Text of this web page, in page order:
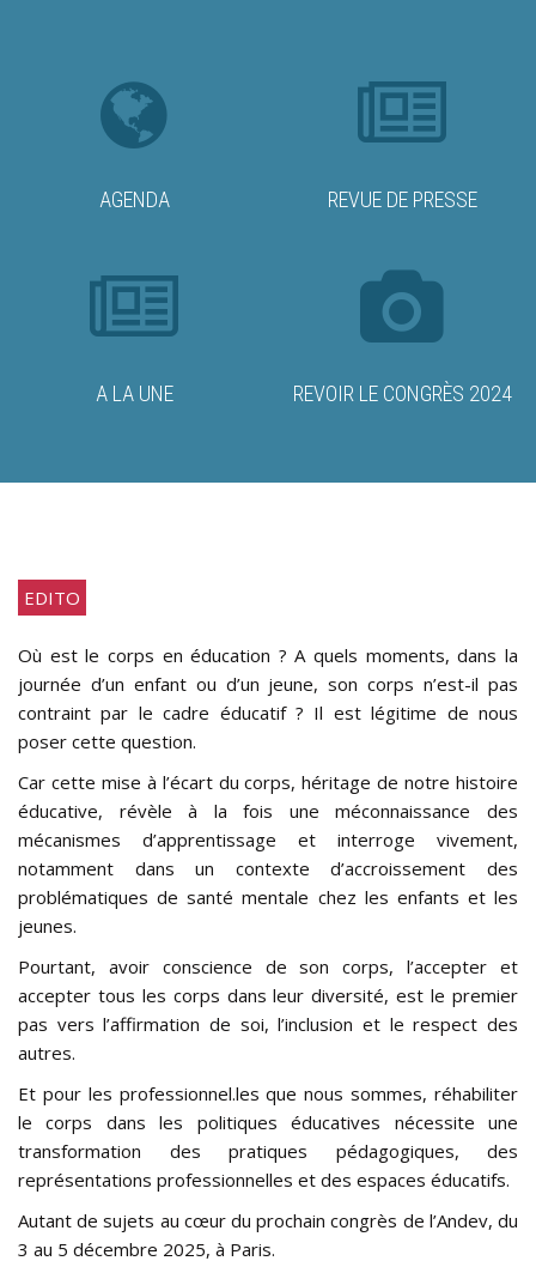
AGENDA REVUE DE PRESSE
A LA UNE REVOIR LE CONGRÈS 2024
EDITO
Où est le corps en éducation ? A quels moments, dans la
journée d’un enfant ou d’un jeune, son corps n’est-il pas
contraint par le cadre éducatif ? Il est légitime de nous
poser cette question.
Car cette mise à l’écart du corps, héritage de notre histoire
éducative, révèle à la fois une méconnaissance des
mécanismes d’apprentissage et interroge vivement,
notamment dans un contexte d’accroissement des
problématiques de santé mentale chez les enfants et les
jeunes.
Pourtant, avoir conscience de son corps, l’accepter et
accepter tous les corps dans leur diversité, est le premier
pas vers l’affirmation de soi, l’inclusion et le respect des
autres.
Et pour les professionnel.les que nous sommes, réhabiliter
le corps dans les politiques éducatives nécessite une
transformation des pratiques pédagogiques, des
représentations professionnelles et des espaces éducatifs.
Autant de sujets au cœur du prochain congrès de l’Andev, du
3 au 5 décembre 2025, à Paris.